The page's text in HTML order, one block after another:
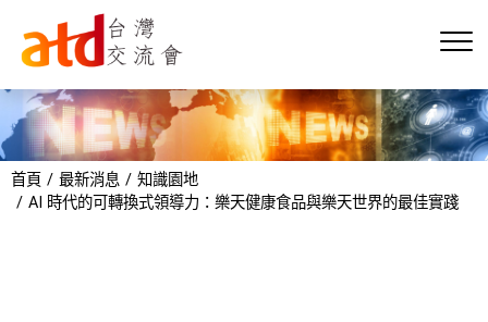
首頁 最新消息
知識園地
AI 時代的可轉換式領導力：樂天健康食品與樂天世界的最佳實踐